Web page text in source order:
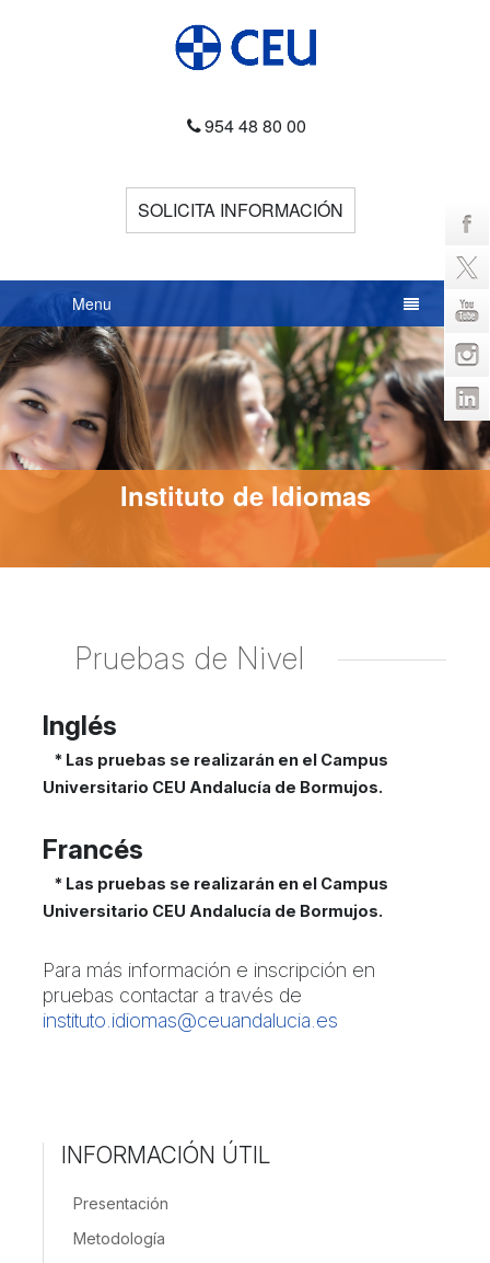
954 48 80 00
SOLICITA INFORMACIÓN
Menu
Instituto de Idiomas
Pruebas de Nivel
Inglés
* Las pruebas se realizarán en el Campus
Universitario CEU Andalucía de Bormujos.
Francés
* Las pruebas se realizarán en el Campus
Universitario CEU Andalucía de Bormujos.
Para más información e inscripción en
pruebas contactar a través de
instituto.idiomas@ceuandalucia.es
INFORMACIÓN ÚTIL
Presentación
Metodología